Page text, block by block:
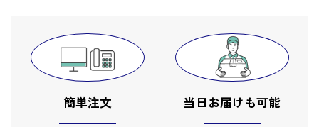
簡単注文 当日お届けも可能